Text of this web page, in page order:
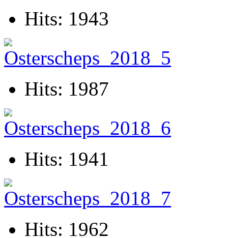
Hits: 1943
Hits: 1987
Hits: 1941
Hits: 1962